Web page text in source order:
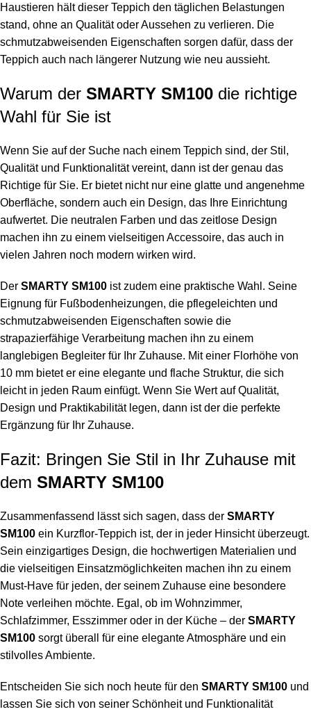
Haustieren hält dieser Teppich den täglichen Belastungen
stand, ohne an Qualität oder Aussehen zu verlieren. Die
schmutzabweisenden Eigenschaften sorgen dafür, dass der
Teppich auch nach längerer Nutzung wie neu aussieht.
Warum der SMARTY SM100 die richtige
Wahl für Sie ist
Wenn Sie auf der Suche nach einem Teppich sind, der Stil,
Qualität und Funktionalität vereint, dann ist der genau das
Richtige für Sie. Er bietet nicht nur eine glatte und angenehme
Oberfläche, sondern auch ein Design, das Ihre Einrichtung
aufwertet. Die neutralen Farben und das zeitlose Design
machen ihn zu einem vielseitigen Accessoire, das auch in
vielen Jahren noch modern wirken wird.
Der SMARTY SM100 ist zudem eine praktische Wahl. Seine
Eignung für Fußbodenheizungen, die pflegeleichten und
schmutzabweisenden Eigenschaften sowie die
strapazierfähige Verarbeitung machen ihn zu einem
langlebigen Begleiter für Ihr Zuhause. Mit einer Florhöhe von
10 mm bietet er eine elegante und flache Struktur, die sich
leicht in jeden Raum einfügt. Wenn Sie Wert auf Qualität,
Design und Praktikabilität legen, dann ist der die perfekte
Ergänzung für Ihr Zuhause.
Fazit: Bringen Sie Stil in Ihr Zuhause mit
dem SMARTY SM100
Zusammenfassend lässt sich sagen, dass der SMARTY
SM100 ein Kurzflor-Teppich ist, der in jeder Hinsicht überzeugt.
Sein einzigartiges Design, die hochwertigen Materialien und
die vielseitigen Einsatzmöglichkeiten machen ihn zu einem
Must-Have für jeden, der seinem Zuhause eine besondere
Note verleihen möchte. Egal, ob im Wohnzimmer,
Schlafzimmer, Esszimmer oder in der Küche – der SMARTY
SM100 sorgt überall für eine elegante Atmosphäre und ein
stilvolles Ambiente.
Entscheiden Sie sich noch heute für den SMARTY SM100 und
lassen Sie sich von seiner Schönheit und Funktionalität